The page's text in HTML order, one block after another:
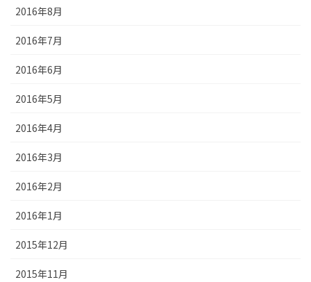
2016年8月
2016年7月
2016年6月
2016年5月
2016年4月
2016年3月
2016年2月
2016年1月
2015年12月
2015年11月